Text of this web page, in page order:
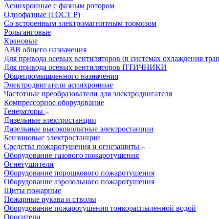
Асинхронные с фазным ротором
Однофазные (ГОСТ Р)
Со встроенным электромагнитным тормозом
Рольганговые
Крановые
АВВ общего назначения
Для привода осевых вентиляторов (в системах охлаждения
Для привода осевых вентиляторов ПТИЧНИКИ
Общепромышленного назначения
Электродвигатели асинхронные
Частотные преобразователи для электродвигателя
Компрессорное оборудование
Генераторы
Дизельные электростанции
Дизельные высоковольтные электростанции
Бензиновые электростанции
Средства пожаротушения и огнезащиты
Оборудование газового пожаротушения
Огнетушители
Оборудование порошкового пожаротушения
Оборудование аэрозольного пожаротушения
Щиты пожарные
Пожарные рукава и стволы
Оборудование пожаротушения тонкораспыленной водой
Оросители